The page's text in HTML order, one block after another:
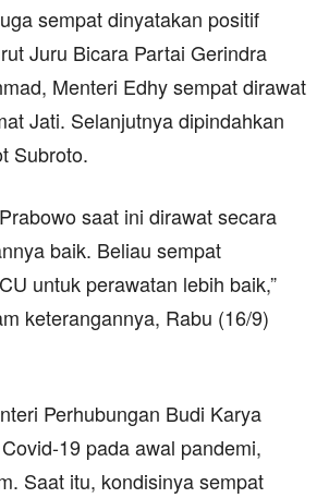
sempat dinyatakan positif
Juru Bicara Partai Gerindra
Menteri Edhy sempat dirawat
Jati. Selanjutnya dipindahkan
Subroto.
saat ini dirawat secara
baik. Beliau sempat
untuk perawatan lebih baik,”
keterangannya, Rabu (16/9)
Perhubungan Budi Karya
19 pada awal pandemi,
Saat itu, kondisinya sempat